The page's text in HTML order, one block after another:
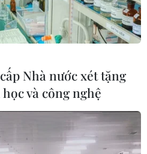
VIỆT NAM
DUẨN
THỊ TÁM, KHÚC THANH
Nhà nước xét tặng
và công nghệ